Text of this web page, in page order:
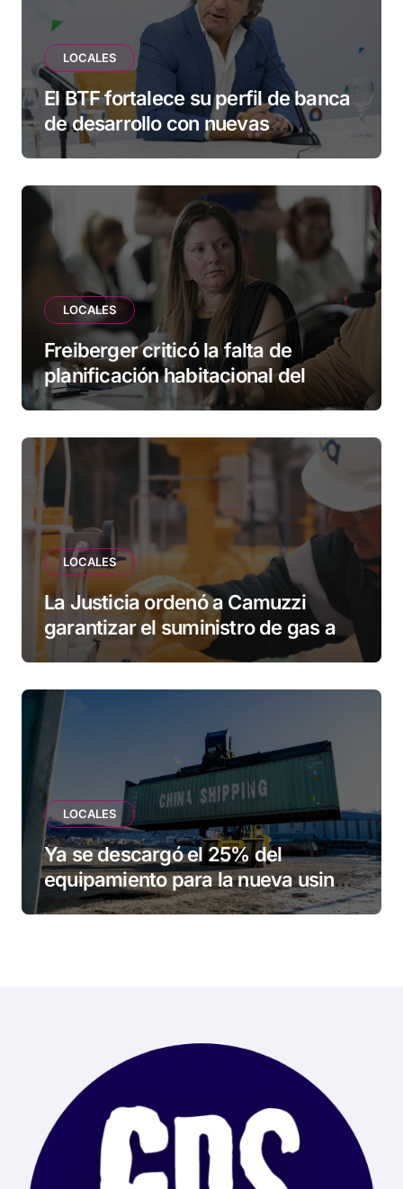
LOCALES
El BTF fortalece su perfil de banca
de desarrollo con nuevas
herramientas para familias y
LOCALES
Freiberger criticó la falta de
planificación habitacional del
Municipio: “Vuoto deja afuera a
esperando”
LOCALES
La Justicia ordenó a Camuzzi
garantizar el suministro de gas a
una familia de Tolhuin
LOCALES
Ya se descargó el 25% del
equipamiento para la nueva usina
de Ushuaia